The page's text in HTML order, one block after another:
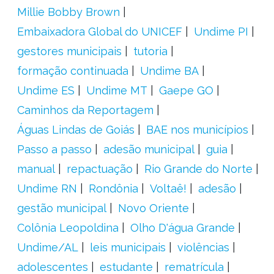
Millie Bobby Brown
Embaixadora Global do UNICEF
Undime PI
gestores municipais
tutoria
formação continuada
Undime BA
Undime ES
Undime MT
Gaepe GO
Caminhos da Reportagem
Águas Lindas de Goiás
BAE nos municípios
Passo a passo
adesão municipal
guia
manual
repactuação
Rio Grande do Norte
Undime RN
Rondônia Voltaê!
adesão
gestão municipal
Novo Oriente
Colônia Leopoldina
Olho D'água Grande
Undime/AL
leis municipais
violências
adolescentes
estudante rematrícula